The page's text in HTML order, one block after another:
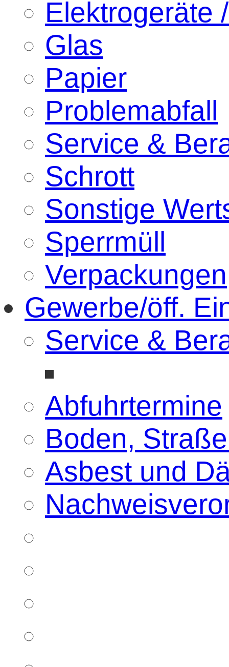
Elektrogeräte
Glas
Papier
Problemabfall
Service &
Schrott
Sonstige
Sperrmüll
Verpackungen
Gewerbe/öff.
Service &
Abfuhrtermine
Boden,
Asbest und